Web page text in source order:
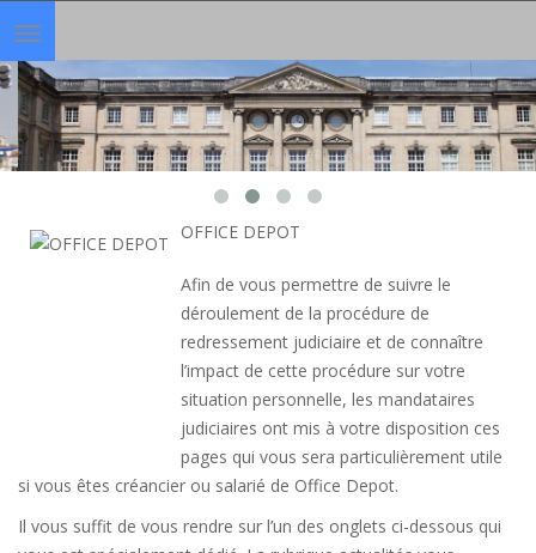
Toggle
navigation
OFFICE DEPOT
Afin de vous permettre de suivre le
déroulement de la procédure de
redressement judiciaire et de connaître
l’impact de cette procédure sur votre
situation personnelle, les mandataires
judiciaires ont mis à votre disposition ces
pages qui vous sera particulièrement utile
si vous êtes créancier ou salarié de Office Depot.
Il vous suffit de vous rendre sur l’un des onglets ci-dessous qui